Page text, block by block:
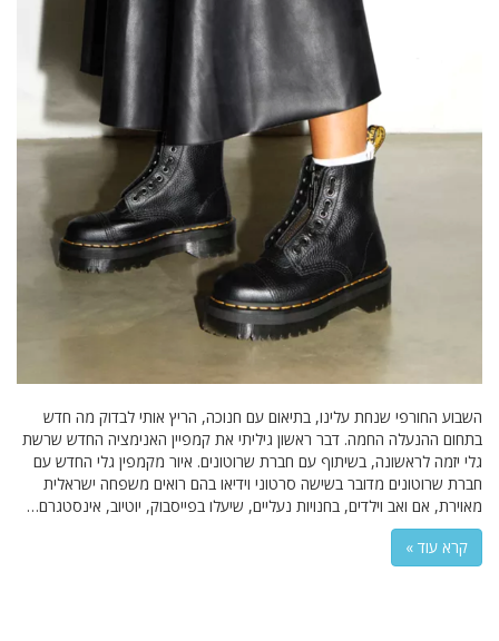
השבוע החורפי שנחת עלינו, בתיאום עם חנוכה, הריץ אותי לבדוק מה חדש
בתחום ההנעלה החמה. דבר ראשון גיליתי את קמפיין האנימציה החדש שרשת
גלי יזמה לראשונה, בשיתוף עם חברת שרוטונים. איור מקמפין גלי החדש עם
חברת שרוטונים מדובר בשישה סרטוני וידיאו בהם רואים משפחה ישראלית
מאוירת, אם ואב וילדים, בחנויות נעליים, שיעלו בפייסבוק, יוטיוב, אינסטגרם…
קרא עוד »